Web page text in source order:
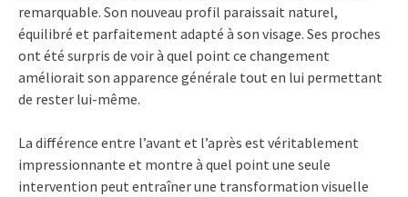
remarquable. Son nouveau profil paraissait naturel,
équilibré et parfaitement adapté à son visage. Ses proches
ont été surpris de voir à quel point ce changement
améliorait son apparence générale tout en lui permettant
de rester lui-même.
La différence entre l’avant et l’après est véritablement
impressionnante et montre à quel point une seule
intervention peut entraîner une transformation visuelle